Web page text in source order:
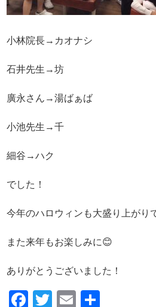
小林院長→カオナシ
石井先生→坊
廣永さん→湯ばぁば
小池先生→千
細谷→ハク
でした！
今年のハロウィンも大盛り上がり
また来年もお楽しみに😊
ありがとうございました！
Facebook
TwitterEmail